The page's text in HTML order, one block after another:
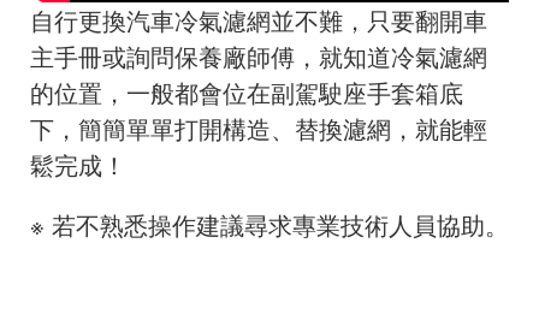
自行更換汽車冷氣濾網並不難，只要翻開車
主手冊或詢問保養廠師傅，就知道冷氣濾網
的位置，一般都會位在副駕駛座手套箱底
下，簡簡單單打開構造、替換濾網，就能輕
鬆完成！
※ 若不熟悉操作建議尋求專業技術人員協助。